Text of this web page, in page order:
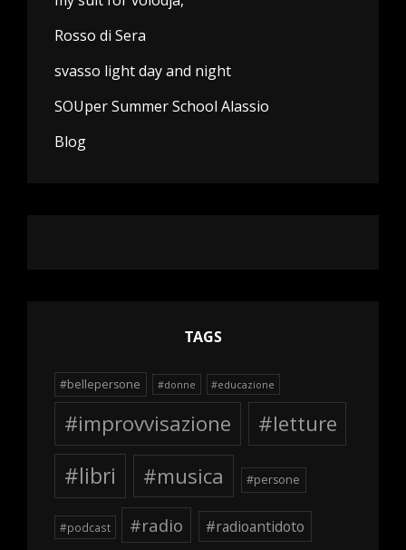
Rosso di Sera
svasso light day and night
SOUper Summer School Alassio
Blog
TAGS
#bellepersone #donne #educazione
#improvvisazione
#letture
#libri
#musica #persone
#podcast #radio #radioantidoto